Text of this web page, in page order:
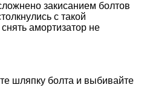
закисанием болтов
с такой
амортизатор не
шляпку болта и выбивайте